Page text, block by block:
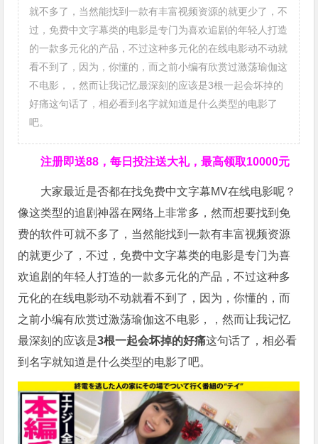
就不多了，当然能找到一款有丰富视频资源的就更少了，不
过，免费中文字幕类的电影是专门为喜欢追剧的年轻人打造
的一款多元化的产品，不过这种多元化的在线电影动不动就
看不到了，因为，你懂的，而之前小编有欣赏过激荡瑜伽这
不电影，，然而让我记忆最深刻的应该是3根一起会坏掉的
好痛这句话了，相必看到名字就知道是什么类型的电影了
吧。
注册即送88，每日投注送大礼，最高领取10000元
大家最近是否都在找免费中文字幕MV在线电影呢？
像这类型的追剧神器在网络上非常多，然而想要找到免
费的软件可就不多了，当然能找到一款有丰富视频资源
的就更少了，不过，免费中文字幕类的电影是专门为喜
欢追剧的年轻人打造的一款多元化的产品，不过这种多
元化的在线电影动不动就看不到了，因为，你懂的，而
之前小编有欣赏过激荡瑜伽这不电影，，然而让我记忆
最深刻的应该是3根一起会坏掉的好痛这句话了，相必看
到名字就知道是什么类型的电影了吧。